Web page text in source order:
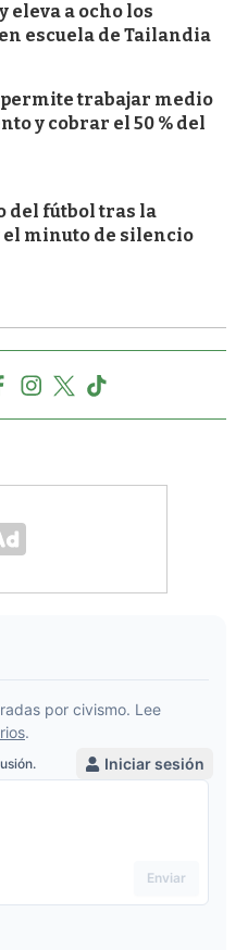
eleva a ocho los
escuela de Tailandia
permite trabajar medio
y cobrar el 50 % del
del fútbol tras la
el minuto de silencio